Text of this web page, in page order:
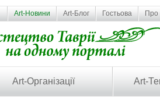
Art-Новини Art-Блог Гостьова Про
Art-Організації Art-